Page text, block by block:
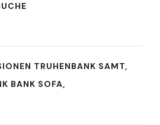
TRUHENBANK SAMT,
BANK SOFA,